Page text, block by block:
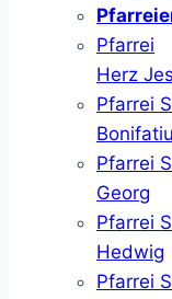
Pfarrei
Herz
Pfarrei
Pfarrei
Georg
Pfarrei
Hedwig
Pfarrei